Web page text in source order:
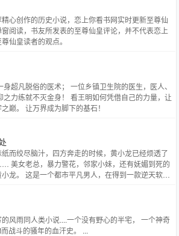
精心创作的历史小说，恋上你看书网实时更新至尊仙
阅读，书友所发表的至尊仙皇评论，并不代表恋上
仙皇读者的观点。
超凡脱俗的医术； 一位乡镇卫生院的医生，医人、
之力练就不灭金身！ 看王明如何凭借自己的力量，让
巅。 让万界成为脚下的基石！
而绞尽脑汁，四方奔走的时候，黄小龙已经烦透了
美女老总，暴力警花，邻家小妹，还有妩媚到死的
。 这是一个都市平凡男人，在得到一款逆天软件
属虚构，如有雷同，纯属巧合
风雨同人类小说....一个没有野心的半宅， 一个神奇
战斗的骚年的血汗史。 ...